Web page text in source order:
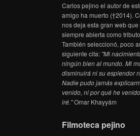
Carlos pejino el autor de
amigo ha muerto (†2014).
nos deja esta gran web
siempre abierta como
También seleccionó, poco
siguiente cita: "Mi
ningún bien al mundo. Mi
disminuirá ni su esplendor
Nadie pudo jamás
venido, ni por qué he
iré."Omar Khayyám
Filmoteca pejino